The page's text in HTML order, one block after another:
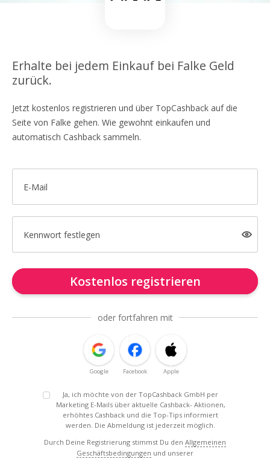
Erhalte bei jedem Einkauf bei Falke Geld
zurück.
Jetzt kostenlos registrieren und über TopCashback auf die
Seite von Falke gehen. Wie gewohnt einkaufen und
automatisch Cashback sammeln.
E-Mail
Kennwort festlegen
Kostenlos registrieren
oder fortfahren mit
Google Facebook Apple
Ja, ich möchte von der TopCashback GmbH per
Marketing E-Mails über aktuelle Cashback- Aktionen,
erhöhtes Cashback und die Top-Tips informiert
werden. Die Abmeldung ist jederzeit möglich.
Durch Deine Registrierung stimmst Du den Allgemeinen
Geschäftsbedingungen und unserer